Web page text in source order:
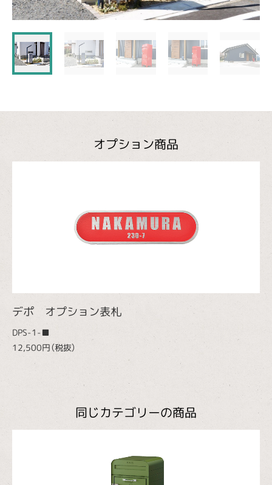
オプション商品
デポ オプション表札
DPS-1-■
12,500円（税抜）
同じカテゴリーの商品